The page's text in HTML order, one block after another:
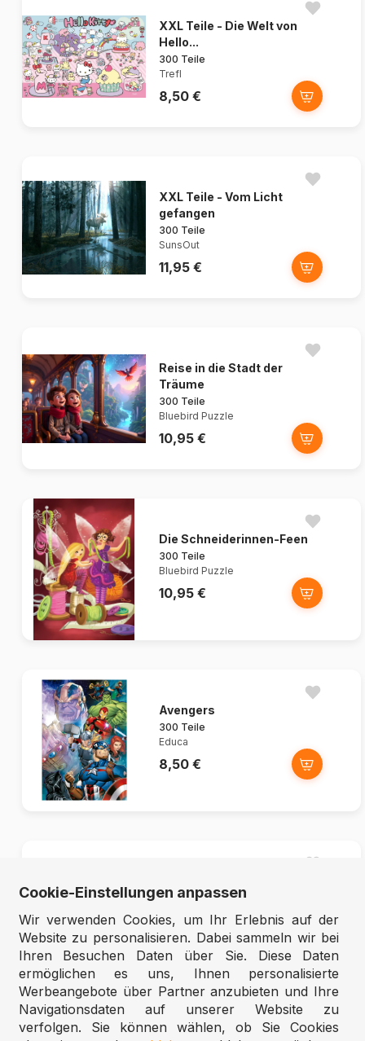
XXL Teile - Die Welt von
Hello...
300 Teile
Trefl
8,50 €
XXL Teile - Vom Licht
gefangen
300 Teile
SunsOut
11,95 €
Reise in die Stadt der
Träume
300 Teile
Bluebird Puzzle
10,95 €
Die Schneiderinnen-Feen
300 Teile
Bluebird Puzzle
10,95 €
Avengers
300 Teile
Educa
8,50 €
Pi...
350 Teile
Cobble Hill
13,95 €
Cookie-Einstellungen anpassen
Wir verwenden Cookies, um Ihr Erlebnis auf der
Website zu personalisieren. Dabei sammeln wir bei
Ihren Besuchen Daten über Sie. Diese Daten
ermöglichen es uns, Ihnen personalisierte
Werbeangebote über Partner anzubieten und Ihre
Navigationsdaten auf unserer Website zu
verfolgen. Sie können wählen, ob Sie Cookies